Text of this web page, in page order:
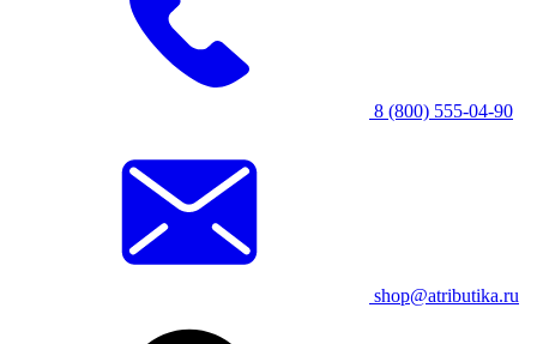
8 (800) 555-04-90
shop@atributika.ru